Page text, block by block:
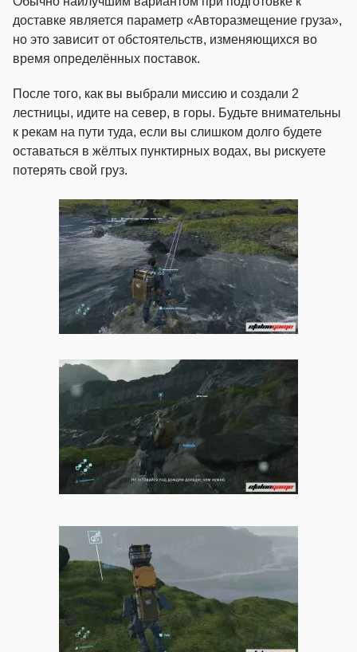
доставке является параметр «Авторазмещение груза»,
но это зависит от обстоятельств, изменяющихся во
время определённых поставок.
После того, как вы выбрали миссию и создали 2
лестницы, идите на север, в горы. Будьте внимательны
к рекам на пути туда, если вы слишком долго будете
оставаться в жёлтых пунктирных водах, вы рискуете
потерять свой груз.